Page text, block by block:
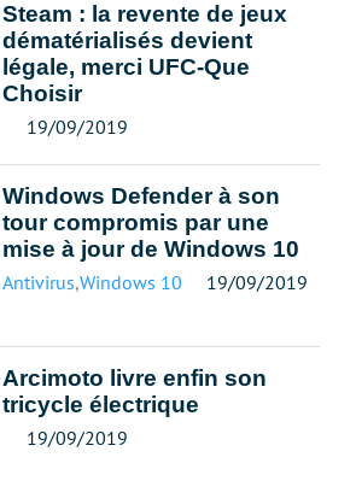
Steam : la revente de jeux
dématérialisés devient
légale, merci UFC-Que
Choisir
19/09/2019
Windows Defender à son
tour compromis par une
mise à jour de Windows 10
Antivirus,Windows 10 19/09/2019
Arcimoto livre enfin son
tricycle électrique
19/09/2019